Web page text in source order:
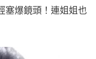
塞爆鏡頭！連姐姐也